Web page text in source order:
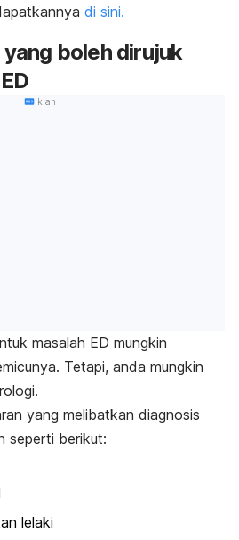
di sini.
boleh dirujuk
Iklan
masalah ED mungkin
Tetapi, anda mungkin
yang melibatkan diagnosis
seperti berikut:
lelaki